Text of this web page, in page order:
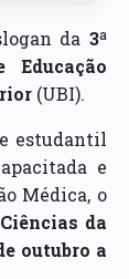
da 3ª
(UBI).
estudantil
e
Médica, o
da
outubro a